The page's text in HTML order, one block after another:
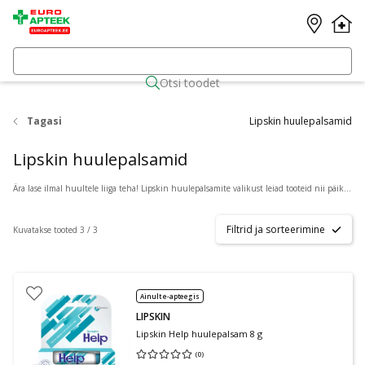
Otsi toodet
Tagasi Lipskin huulepalsamid
Lipskin huulepalsamid
Ära lase ilmal huultele liiga teha! Lipskin huulepalsamite valikust leiad tooteid nii päikesekaitseks, igapäevaseks niisutamiseks kui ka esktreemsemate ilmastiku olude puhul ning suuümbruse hoolduseks.
Kuvatakse tooted 3 / 3 Filtrid ja sorteerimine
Ainult e-apteegis
LIPSKIN
Lipskin Help huulepalsam 8 g
(0)
Keskmine hinnang 0.00